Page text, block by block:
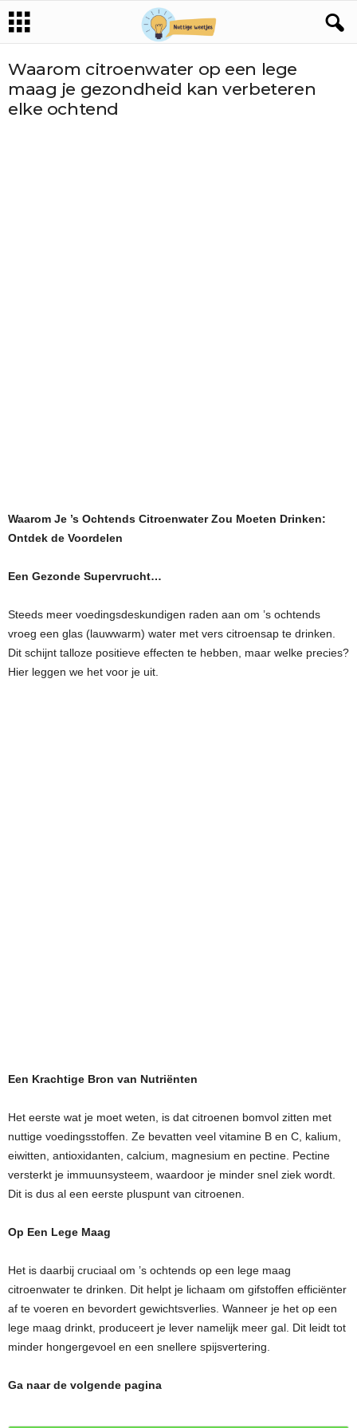
Waarom citroenwater op een lege
maag je gezondheid kan verbeteren
elke ochtend
Waarom Je ’s Ochtends Citroenwater Zou Moeten Drinken:
Ontdek de Voordelen
Een Gezonde Supervrucht…
Steeds meer voedingsdeskundigen raden aan om ’s ochtends
vroeg een glas (lauwwarm) water met vers citroensap te drinken.
Dit schijnt talloze positieve effecten te hebben, maar welke precies?
Hier leggen we het voor je uit.
Een Krachtige Bron van Nutriënten
Het eerste wat je moet weten, is dat citroenen bomvol zitten met
nuttige voedingsstoffen. Ze bevatten veel vitamine B en C, kalium,
eiwitten, antioxidanten, calcium, magnesium en pectine. Pectine
versterkt je immuunsysteem, waardoor je minder snel ziek wordt.
Dit is dus al een eerste pluspunt van citroenen.
Op Een Lege Maag
Het is daarbij cruciaal om ’s ochtends op een lege maag
citroenwater te drinken. Dit helpt je lichaam om gifstoffen efficiënter
af te voeren en bevordert gewichtsverlies. Wanneer je het op een
lege maag drinkt, produceert je lever namelijk meer gal. Dit leidt tot
minder hongergevoel en een snellere spijsvertering.
Ga naar de volgende pagina